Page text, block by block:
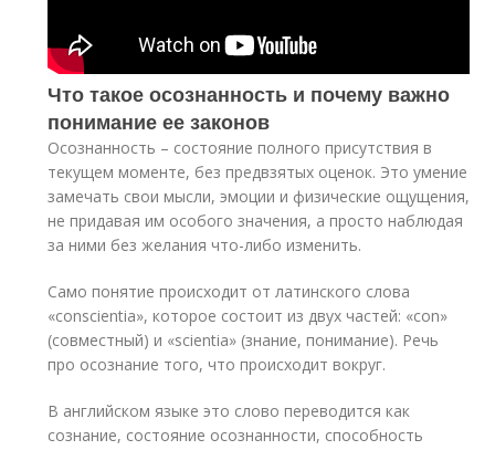
Что такое осознанность и почему важно
понимание ее законов
Осознанность – состояние полного присутствия в
текущем моменте, без предвзятых оценок. Это умение
замечать свои мысли, эмоции и физические ощущения,
не придавая им особого значения, а просто наблюдая
за ними без желания что-либо изменить.
Само понятие происходит от латинского слова
«conscientia», которое состоит из двух частей: «con»
(совместный) и «scientia» (знание, понимание). Речь
про осознание того, что происходит вокруг.
В английском языке это слово переводится как
сознание, состояние осознанности, способность